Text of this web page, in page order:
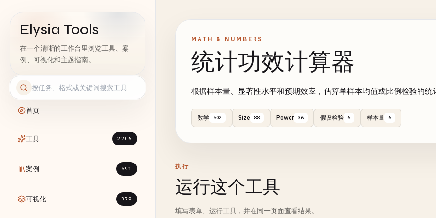
Elysia Tools
在一个清晰的工作台里浏览工具、案
例、可视化和主题指南。
首页
工具 2706
案例 591
可视化 379
MATH & NUMBERS
统计功效计算器
根据样本量、显著性水平和预期效应，估算单样本均值或比例检验的统
数学 502 Size 88 Power 36 假设检验 6 样本量 6
执行
运行这个工具
填写表单、运行工具，并在同一页面查看结果。